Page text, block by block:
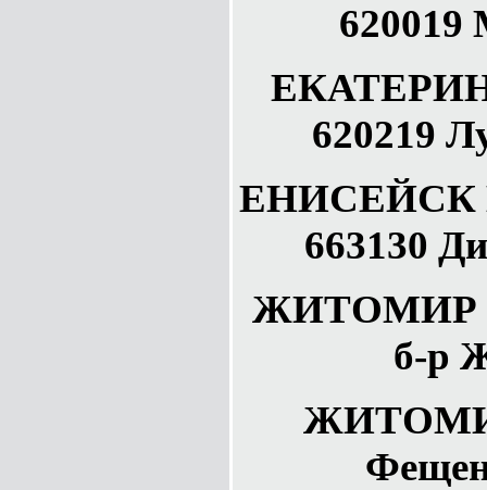
620219
ЕНИСЕЙСК
663130
ЖИТОМИР
б-р